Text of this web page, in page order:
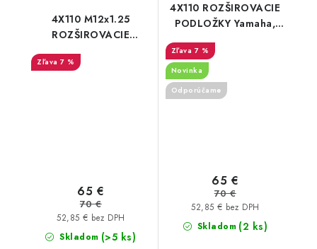
4X110 M12x1.25
ROZŠIROVACIE
PODLOŽKY Linhai 3 cm
7 %
Skladom (>5 ks)
52,85 € bez DPH
65 €
70 €
4X110 ROZŠIROVACIE
PODLOŽKY Yamaha,
Suzuki, Honda, CF
MOTO
7 %
Novinka
Odporúčame
Skladom (2 ks)
52,85 € bez DPH
65 €
70 €